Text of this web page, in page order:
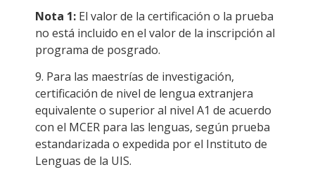
Nota 1: El valor de la certificación o la prueba
no está incluido en el valor de la inscripción al
programa de posgrado.
9. Para las maestrías de investigación,
certificación de nivel de lengua extranjera
equivalente o superior al nivel A1 de acuerdo
con el MCER para las lenguas, según prueba
estandarizada o expedida por el Instituto de
Lenguas de la UIS.